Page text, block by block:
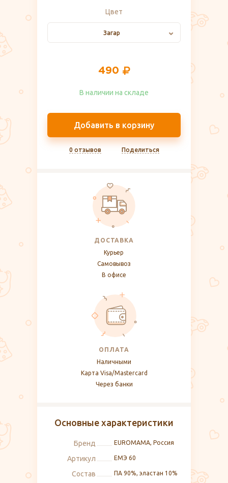
Цвет
Загар
490
В наличии на складе​
Добавить в корзину
0 отзывов Поделиться
ДОСТАВКА
Курьер
Самовывоз
В офисе
ОПЛАТА
Наличными
Карта Visa/Mastercard
Через банки
Основные характеристики
Бренд EUROMAMA, Россия
Артикул ЕМЭ 60
Состав ПА 90%, эластан 10%